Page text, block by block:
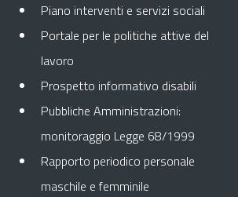
Piano interventi e servizi sociali
Portale per le politiche attive del
lavoro
Prospetto informativo disabili
Pubbliche Amministrazioni:
monitoraggio Legge 68/1999
Rapporto periodico personale
maschile e femminile